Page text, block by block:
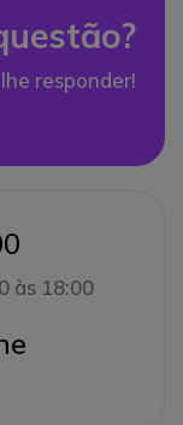
responder!
às 18:00